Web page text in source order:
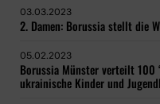
03.03.2023
2. Damen: Borussia stellt die
05.02.2023
Borussia Münster verteilt 100
ukrainische Kinder und